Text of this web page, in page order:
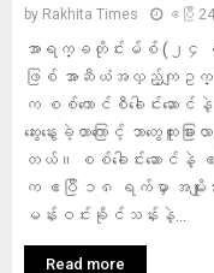
by Rakhita Times ဧပြီ
အာရက္ခတိုင်းမ်စ် (၂၄ ဧ
ဖြစ် အာဆီယံအလှည့်ကျ
က စစ်ကောင်စီခေါင်းဆော
ဆွေးနွေးခဲ့တာကြောင့် ဘာတွေထူ
တယ်။ စစ်ခေါင်းဆောင်နဲ့
က ဧပြီ ၁၈ ရက်မှာ အမျိုး
မန်းဝင်းခိုင်သန်းနဲ့...
Read more